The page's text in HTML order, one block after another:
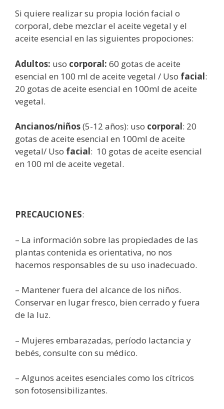
Si quiere realizar su propia loción facial o
corporal, debe mezclar el aceite vegetal y el
aceite esencial en las siguientes propociones:
Adultos: uso corporal: 60 gotas de aceite
esencial en 100 ml de aceite vegetal / Uso facial:
20 gotas de aceite esencial en 100ml de aceite
vegetal.
Ancianos/niños(5-12 años): uso corporal: 20
gotas de aceite esencial en 100ml de aceite
vegetal/ Uso facial: 10 gotas de aceite esencial
en 100 ml de aceite vegetal.
PRECAUCIONES:
– La información sobre las propiedades de las
plantas contenida es orientativa, no nos
hacemos responsables de su uso inadecuado.
– Mantener fuera del alcance de los niños.
Conservar en lugar fresco, bien cerrado y fuera
de la luz.
– Mujeres embarazadas, período lactancia y
bebés, consulte con su médico.
– Algunos aceites esenciales como los cítricos
son fotosensibilizantes.